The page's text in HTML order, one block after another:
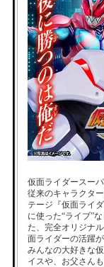
仮面ライダースー
従来のキャラクタ
テージ『仮面ライ
に使った“ライブ”
た、完全オリジナ
面ライダーの活躍
みんなの大好きな
イスや、お父さん